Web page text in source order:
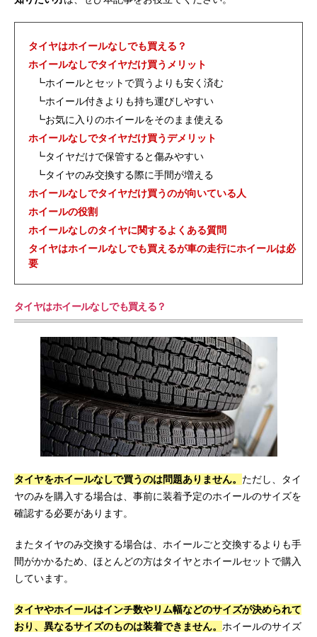
タイヤはホイールなしでも買える？
ホイールなしでタイヤだけ買うメリット
┗ホイールとセットで買うよりも安く済む
┗ホイール付きよりも持ち運びしやすい
┗お気に入りのホイールをそのまま使える
ホイールなしでタイヤだけ買うデメリット
┗タイヤだけで保管すると傷みやすい
┗タイヤのみ交換する際に手間が増える
ホイールなしでタイヤだけ買うのが向いている人
ホイールの役割
ホイールなしのタイヤに関するよくある質問
タイヤはホイールなしでも買えるが車の走行にホイールは必
要
タイヤはホイールなしでも買える？
タイヤをホイールなしで買うのは問題ありません。 ただし、タイ
ヤのみを購入する場合は、事前に装着予定のホイールのサイズを
確認する必要があります。
またタイヤのみ交換する場合は、ホイールごと交換するよりも手
間がかかるため、ほとんどの方はタイヤとホイールセットで購入
しています。
タイヤやホイールはインチ数やリム幅などのサイズが決められて
おり、異なるサイズのものは装着できません。 ホイールのサイズ